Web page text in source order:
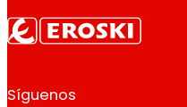
Síguenos